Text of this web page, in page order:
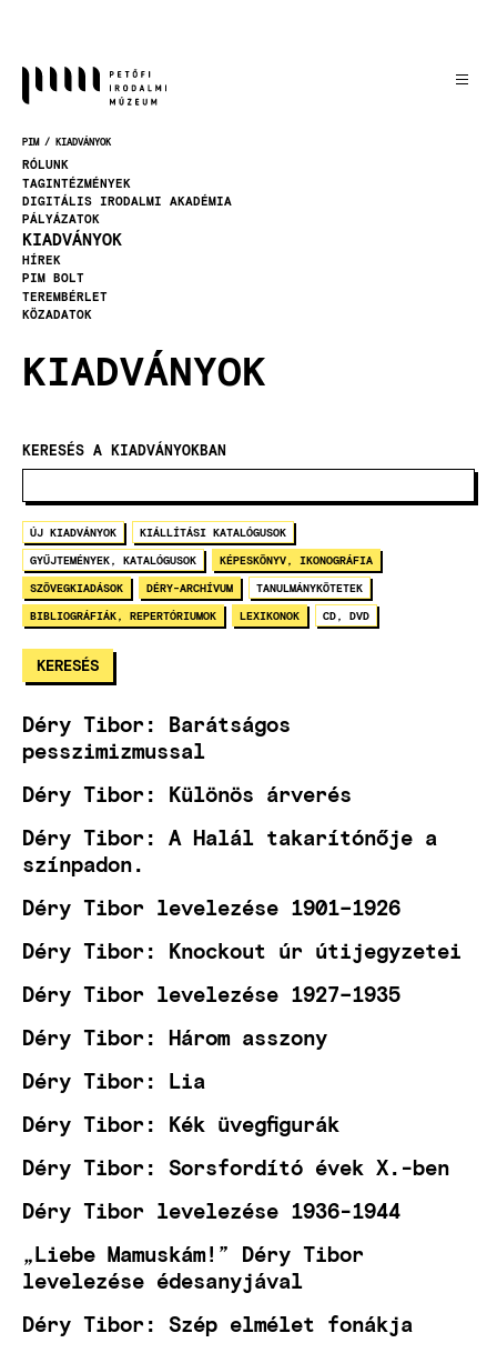
MORZSA
PIM KIADVÁNYOK
RÓLUNK
TAGINTÉZMÉNYEK
DIGITÁLIS IRODALMI AKADÉMIA
PÁLYÁZATOK
KIADVÁNYOK
HÍREK
PIM BOLT
TEREMBÉRLET
KÖZADATOK
KIADVÁNYOK
KERESÉS A KIADVÁNYOKBAN
ÚJ KIADVÁNYOK KIÁLLÍTÁSI KATALÓGUSOK
GYŰJTEMÉNYEK, KATALÓGUSOK KÉPESKÖNYV, IKONOGRÁFIA
SZÖVEGKIADÁSOK DÉRY-ARCHÍVUM TANULMÁNYKÖTETEK
BIBLIOGRÁFIÁK, REPERTÓRIUMOK LEXIKONOK CD, DVD
Déry Tibor: Barátságos
pesszimizmussal
Déry Tibor: Különös árverés
Déry Tibor: A Halál takarítónője a
színpadon.
Déry Tibor levelezése 1901–1926
Déry Tibor: Knockout úr útijegyzetei
Déry Tibor levelezése 1927–1935
Déry Tibor: Három asszony
Déry Tibor: Lia
Déry Tibor: Kék üvegfigurák
Déry Tibor: Sorsfordító évek X.-ben
Déry Tibor levelezése 1936-1944
„Liebe Mamuskám!” Déry Tibor
levelezése édesanyjával
Déry Tibor: Szép elmélet fonákja